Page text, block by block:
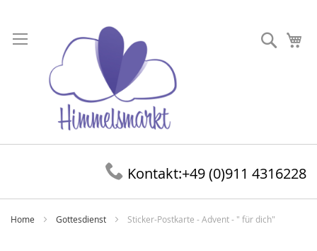
zum
Inhalt
Suche
Kontakt:+49 (0)911 4316228
Home Gottesdienst Sticker-Postkarte - Advent - " für dich"